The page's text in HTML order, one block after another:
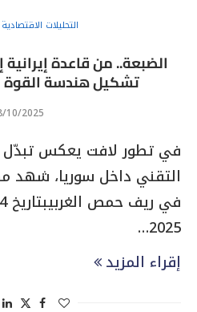
التحليلات
الضبعة.. من قاعدة
تشكيل هندسة القوة
10/2025
في تطور لافت يعكس تبدّل
التقني داخل سوريا، شهد
2025…
إقراء المزيد